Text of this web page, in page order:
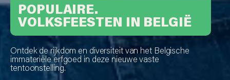
POPULAIRE.
VOLKSFEESTEN IN BELGIË
Ontdek de rijkdom en diversiteit van het Belgische
immateriële erfgoed in deze nieuwe vaste
tentoonstelling.